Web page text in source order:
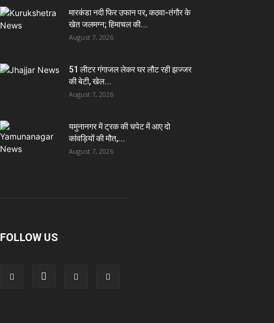
मारकंडा नदी फिर उफान पर, कठवा-तंगौर के
खेत जलमग्न; हिमाचल की...
August 7, 2026
51 लीटर गंगाजल लेकर घर लौट रही झज्जर
की बेटी, खेल...
August 7, 2026
यमुनानगर में ट्रक की चपेट में आए दो
कांवड़ियों की मौत,...
August 7, 2026
FOLLOW US